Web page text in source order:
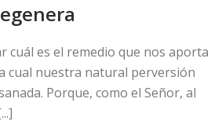
cuál es el remedio que nos aporta
cual nuestra natural perversión
Porque, como el Señor, al